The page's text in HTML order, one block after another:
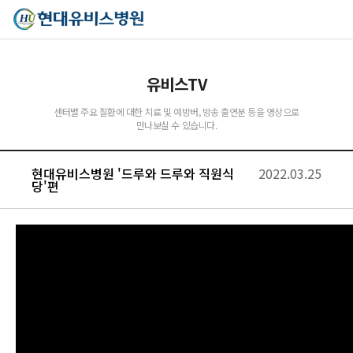
유비스TV
센터별 주요 질환에 대한 치료 및 예방버, 방송 출연분 등을 영상으로
만나보실 수 있습니다.
현대유비스병원 '드루와 드루와 직원식
당'편
2022.03.25
실시간 안내중